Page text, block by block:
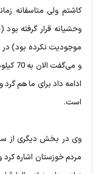
کاشتم ولی متاسفانه
وحشیانه قرار گرفته
موجودیت نکرده بود) در
و
ادامه داد برای ما هم
است.
وی در بخش دیگری از
مردم خوزستان اشاره